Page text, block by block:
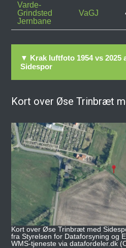
Varde-
Grindsted
Jernbane
VaGJ
▼ Krak luftfoto 1954 vs 2025
Sidespor
Kort over Øse Trinbræt
Kort over Øse Trinbræt med
fra Styrelsen for Dataforsyning og
WMS-tjeneste via datafordeler.dk